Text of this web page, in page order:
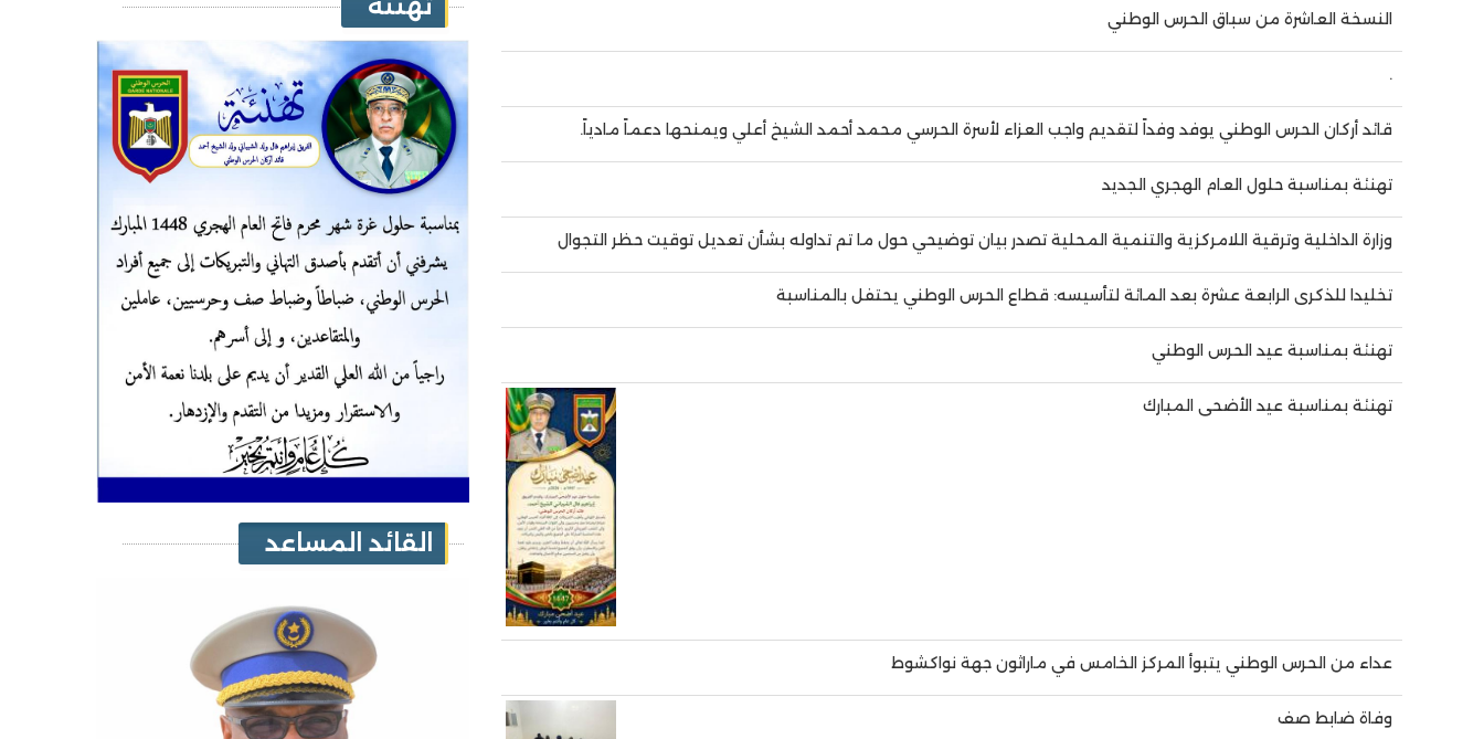
النسخة العاشرة من سباق الحرس الوطني
.
قائد أركان الحرس الوطني يوفد وفداً لتقديم واجب العزاء لأسرة الحرسي محمد أحمد الشيخ أعلي ويمنحها دعماً مادياً.
تهنئة بمناسبة حلول العام الهجري الجديد
وزارة الداخلية وترقية اللامركزية والتنمية المحلية تصدر بيان توضيحي حول ما تم تداوله بشأن تعديل توقيت حظر التجوال
تخليدا للذكرى الرابعة عشرة بعد المائة لتأسيسه: قطاع الحرس الوطني يحتفل بالمناسبة
تهنئة بمناسبة عيد الحرس الوطني
تهنئة بمناسبة عيد الأضحى المبارك
عداء من الحرس الوطني يتبوأ المركز الخامس في ماراثون جهة نواكشوط
وفاة ضابط صف
تهنئة
القائد المساعد